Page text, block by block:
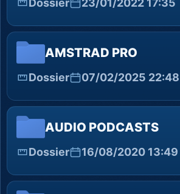
Dossier 23/01/2022 17:35
AMSTRAD PRO
Dossier 07/02/2025 22:48
AUDIO PODCASTS
Dossier 16/08/2020 13:49